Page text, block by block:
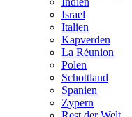
Israel
Italien
Kapverden
La Réunion
Polen
Schottland
Spanien
Zypern